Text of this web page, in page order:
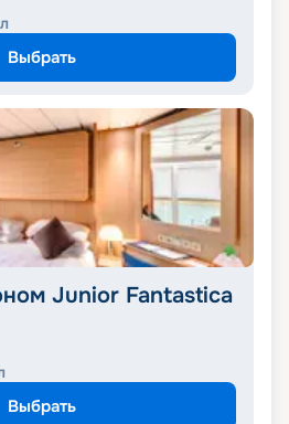
Выбрать
Junior Fantastica
Выбрать